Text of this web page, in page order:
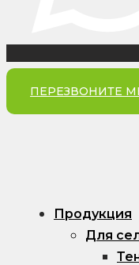
ПЕРЕЗВОНИТЕ
Продукция
Для